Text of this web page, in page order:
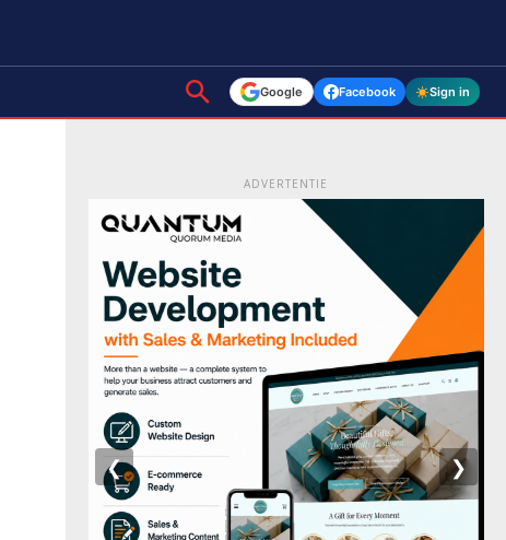
Google Facebook Sign in
ADVERTENTIE
❮ ❯